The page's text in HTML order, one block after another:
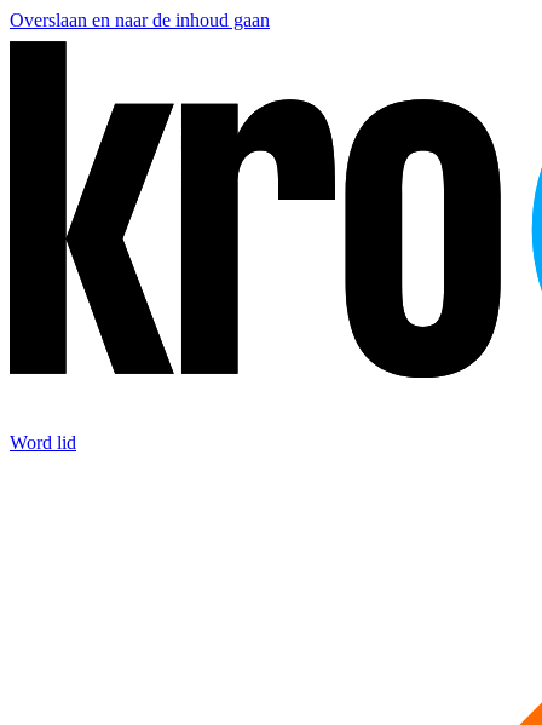
Overslaan en naar de inhoud gaan
Word lid